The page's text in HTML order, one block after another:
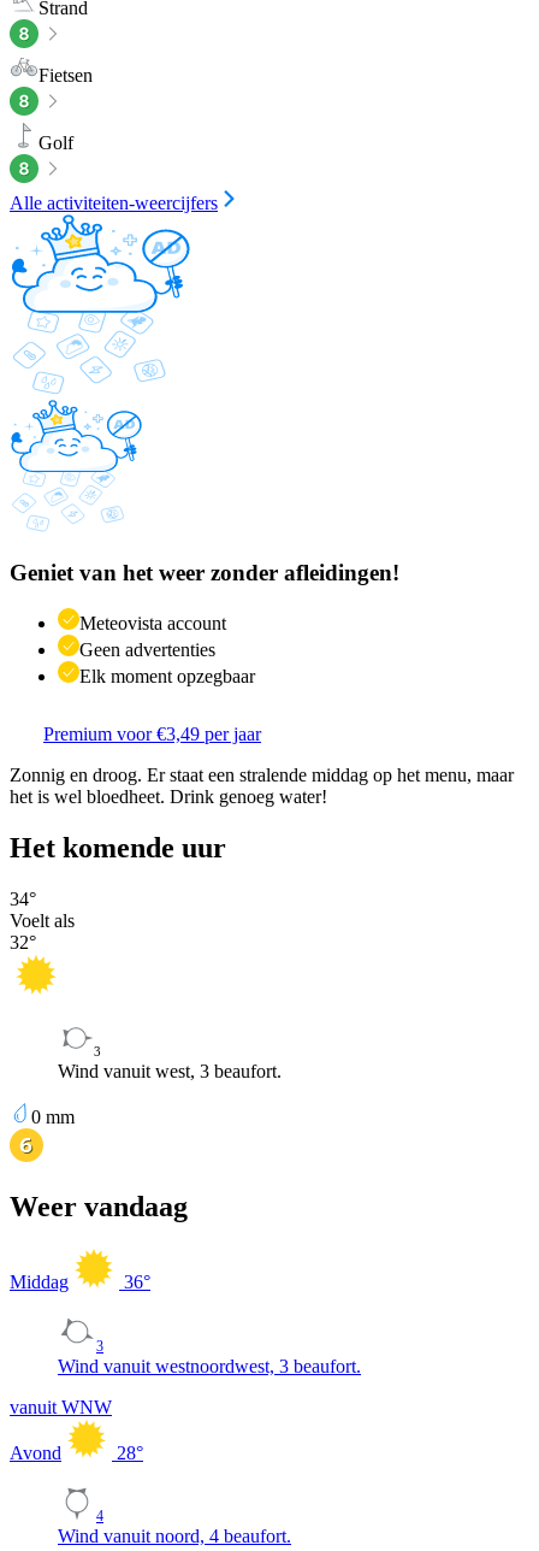
Strand
Fietsen
Golf
Alle activiteiten-weercijfers
Geniet van het weer zonder afleidingen!
Meteovista account
Geen advertenties
Elk moment opzegbaar
Premium voor €3,49 per jaar
Zonnig en droog. Er staat een stralende middag op het menu, maar
het is wel bloedheet. Drink genoeg water!
Het komende uur
34°
Voelt als
32°
3
Wind vanuit west, 3 beaufort.
0 mm
Weer vandaag
Middag 36°
3
Wind vanuit westnoordwest, 3 beaufort.
vanuit WNW
Avond 28°
4
Wind vanuit noord, 4 beaufort.